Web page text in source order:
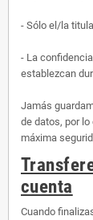
- Sólo el/la
- La
establezcan
Jamás
de datos, por
máxima
cuenta
Cuando